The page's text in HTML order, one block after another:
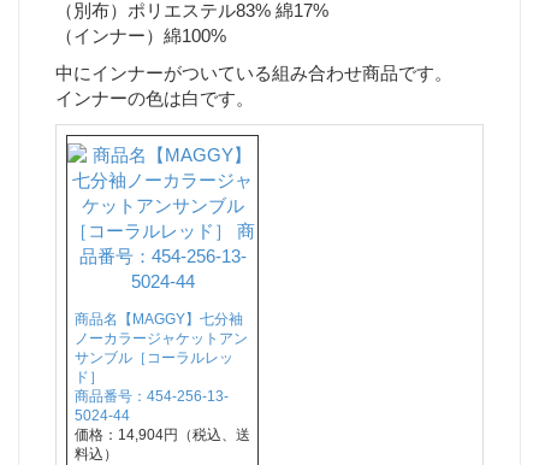
（別布）ポリエステル83% 綿17%
（インナー）綿100%
中にインナーがついている組み合わせ商品です。
インナーの色は白です。
商品名【MAGGY】七分袖
ノーカラージャケットアン
サンブル［コーラルレッ
ド］
商品番号：454-256-13-
5024-44
価格：14,904円（税込、送
料込）